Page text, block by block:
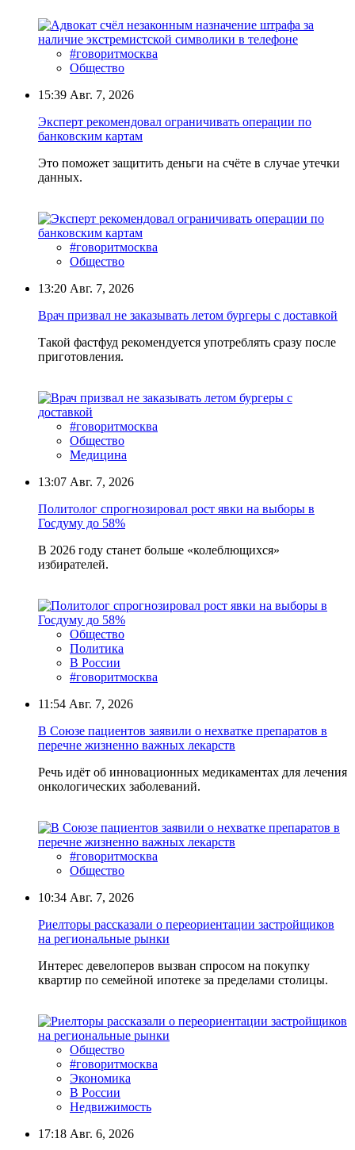
#говоритмосква
Общество
15:39 Авг. 7, 2026
Эксперт рекомендовал ограничивать операции по
банковским картам
Это поможет защитить деньги на счёте в случае утечки
данных.
#говоритмосква
Общество
13:20 Авг. 7, 2026
Врач призвал не заказывать летом бургеры с доставкой
Такой фастфуд рекомендуется употреблять сразу после
приготовления.
#говоритмосква
Общество
Медицина
13:07 Авг. 7, 2026
Политолог спрогнозировал рост явки на выборы в
Госдуму до 58%
В 2026 году станет больше «колеблющихся»
избирателей.
Общество
Политика
В России
#говоритмосква
11:54 Авг. 7, 2026
В Союзе пациентов заявили о нехватке препаратов в
перечне жизненно важных лекарств
Речь идёт об инновационных медикаментах для лечения
онкологических заболеваний.
#говоритмосква
Общество
10:34 Авг. 7, 2026
Риелторы рассказали о переориентации застройщиков
на региональные рынки
Интерес девелоперов вызван спросом на покупку
квартир по семейной ипотеке за пределами столицы.
Общество
#говоритмосква
Экономика
В России
Недвижимость
17:18 Авг. 6, 2026